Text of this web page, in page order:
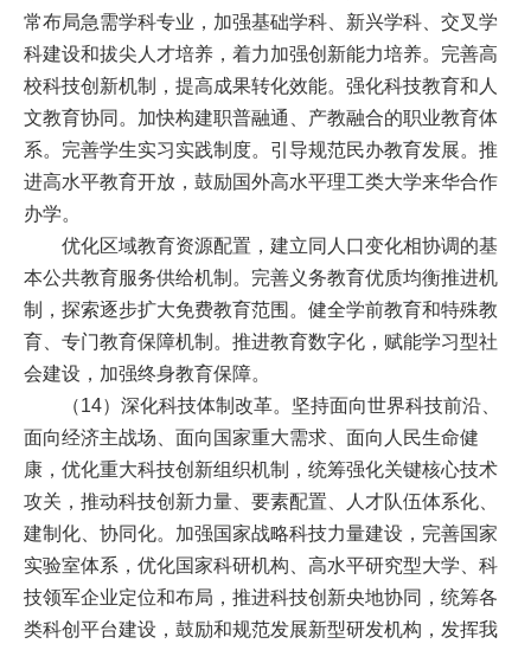
常布局急需学科专业，加强基础学科、新兴学科、交叉学
科建设和拔尖人才培养，着力加强创新能力培养。完善高
校科技创新机制，提高成果转化效能。强化科技教育和人
文教育协同。加快构建职普融通、产教融合的职业教育体
系。完善学生实习实践制度。引导规范民办教育发展。推
进高水平教育开放，鼓励国外高水平理工类大学来华合作
办学。
优化区域教育资源配置，建立同人口变化相协调的基
本公共教育服务供给机制。完善义务教育优质均衡推进机
制，探索逐步扩大免费教育范围。健全学前教育和特殊教
育、专门教育保障机制。推进教育数字化，赋能学习型社
会建设，加强终身教育保障。
（14）深化科技体制改革。坚持面向世界科技前沿、
面向经济主战场、面向国家重大需求、面向人民生命健
康，优化重大科技创新组织机制，统筹强化关键核心技术
攻关，推动科技创新力量、要素配置、人才队伍体系化、
建制化、协同化。加强国家战略科技力量建设，完善国家
实验室体系，优化国家科研机构、高水平研究型大学、科
技领军企业定位和布局，推进科技创新央地协同，统筹各
类科创平台建设，鼓励和规范发展新型研发机构，发挥我